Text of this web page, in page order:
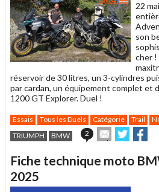
22
son
cher !
réservoir de 30 litres, un 3-cylindres
par cardan, un équipement complet et
1200 GT Explorer. Duel !
Essais Tous les Duels Catégorie Trail
TRIUMPH
BMW 2
Envoyer
cet
à
Partager
sur sur
Fiche technique moto
2025